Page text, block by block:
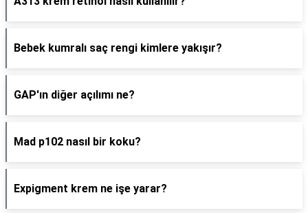
Bebek kumralı saç rengi kimlere yakışır?
GAP'ın diğer açılımı ne?
Mad p102 nasıl bir koku?
Expigment krem ne işe yarar?